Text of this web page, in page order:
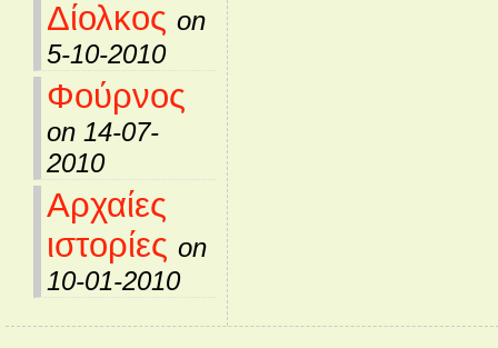
Δίολκος on
5-10-2010
Φούρνος
on 14-07-
2010
Αρχαίες
ιστορίες on
10-01-2010